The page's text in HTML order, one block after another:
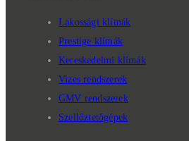
Lakossági klímák
Prestige klímák
Kereskedelmi klímák
Vizes rendszerek
GMV rendszerek
Szellőztetőgépek